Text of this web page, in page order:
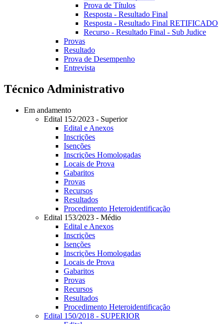
Prova de Títulos
Resposta - Resultado Final
Resposta - Resultado Final RETIFICADO
Recurso - Resultado Final - Sub Judice
Provas
Resultado
Prova de Desempenho
Entrevista
Técnico Administrativo
Em andamento
Edital 152/2023 - Superior
Edital e Anexos
Inscrições
Isenções
Inscrições Homologadas
Locais de Prova
Gabaritos
Provas
Recursos
Resultados
Procedimento Heteroidentificação
Edital 153/2023 - Médio
Edital e Anexos
Inscrições
Isenções
Inscrições Homologadas
Locais de Prova
Gabaritos
Provas
Recursos
Resultados
Procedimento Heteroidentificação
Edital 150/2018 - SUPERIOR